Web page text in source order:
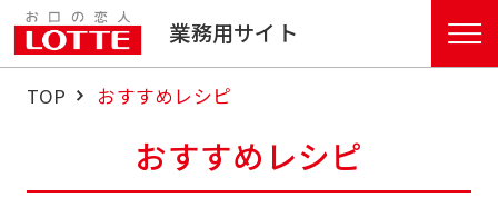
業務用サイト
TOP おすすめレシピ
おすすめレシピ